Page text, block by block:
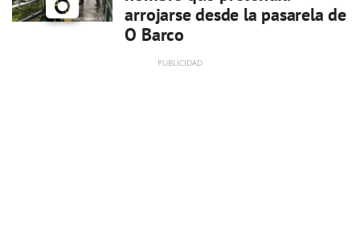
arrojarse desde la pasarela de
O Barco